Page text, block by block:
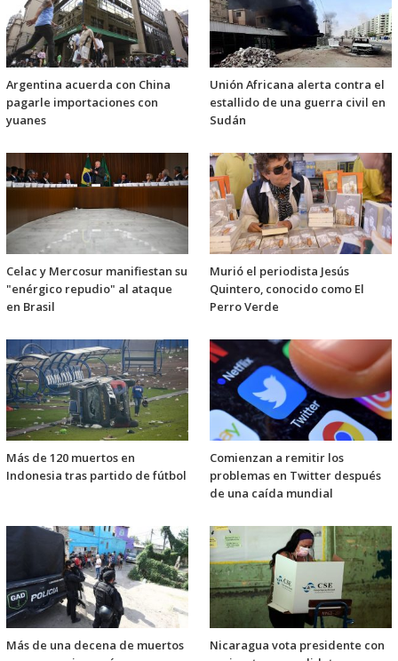
Argentina acuerda con China
pagarle importaciones con
yuanes
Unión Africana alerta contra el
estallido de una guerra civil en
Sudán
Celac y Mercosur manifiestan su
"enérgico repudio" al ataque
en Brasil
Murió el periodista Jesús
Quintero, conocido como El
Perro Verde
Más de 120 muertos en
Indonesia tras partido de fútbol
Comienzan a remitir los
problemas en Twitter después
de una caída mundial
Más de una decena de muertos
Nicaragua vota presidente con